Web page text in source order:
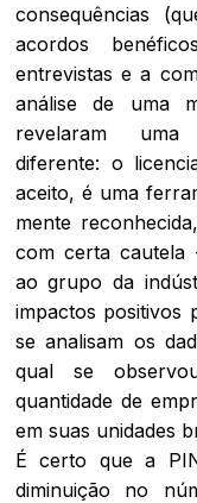
consequências
acordos
entrevistas e a
análise de uma
revelaram uma
diferente: o
aceito, é uma
mente
com certa cautela
ao grupo da
impactos positivos
se analisam os
qual se
quantidade de
em suas unidades
É certo que a
diminuição no